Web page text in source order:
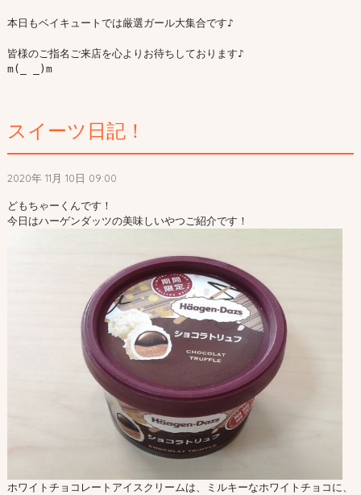
本日もベイキュートでは厳選ガール大集合です♪
皆様のご指名ご来店を心よりお待ちしております♪
m(_ _)m
スイーツ日記！
2020年 11月 10日 09:00
どもちゃーくんです！
今日はハーゲンダッツの美味しいやつご紹介です！
ホワイトチョコレートアイスクリームは、ミルキーなホワイトチョコに、